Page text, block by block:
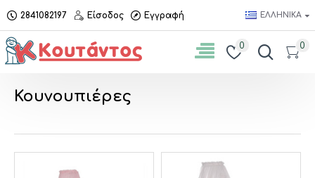
2841082197 Είσοδος Εγγραφή ΕΛΛΗΝΙΚΆ
0 0
Κουνουπιέρες